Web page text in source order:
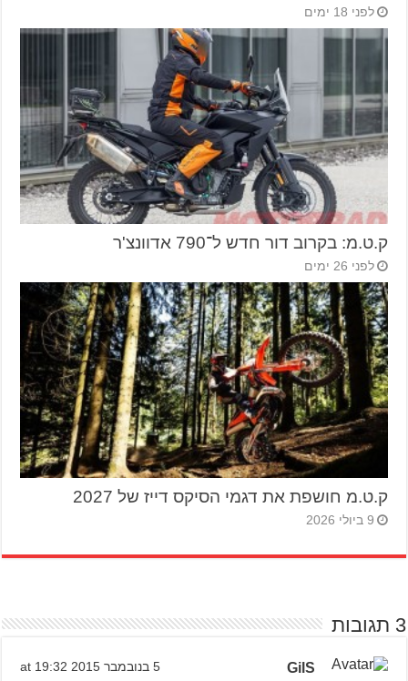
לפני 18 ימים
ק.ט.מ: בקרוב דור חדש ל־790 אדוונצ'ר
לפני 26 ימים
ק.ט.מ חושפת את דגמי הסיקס דייז של 2027
9 ביולי 2026
3 תגובות
GilS 5 בנובמבר 2015 at 19:32